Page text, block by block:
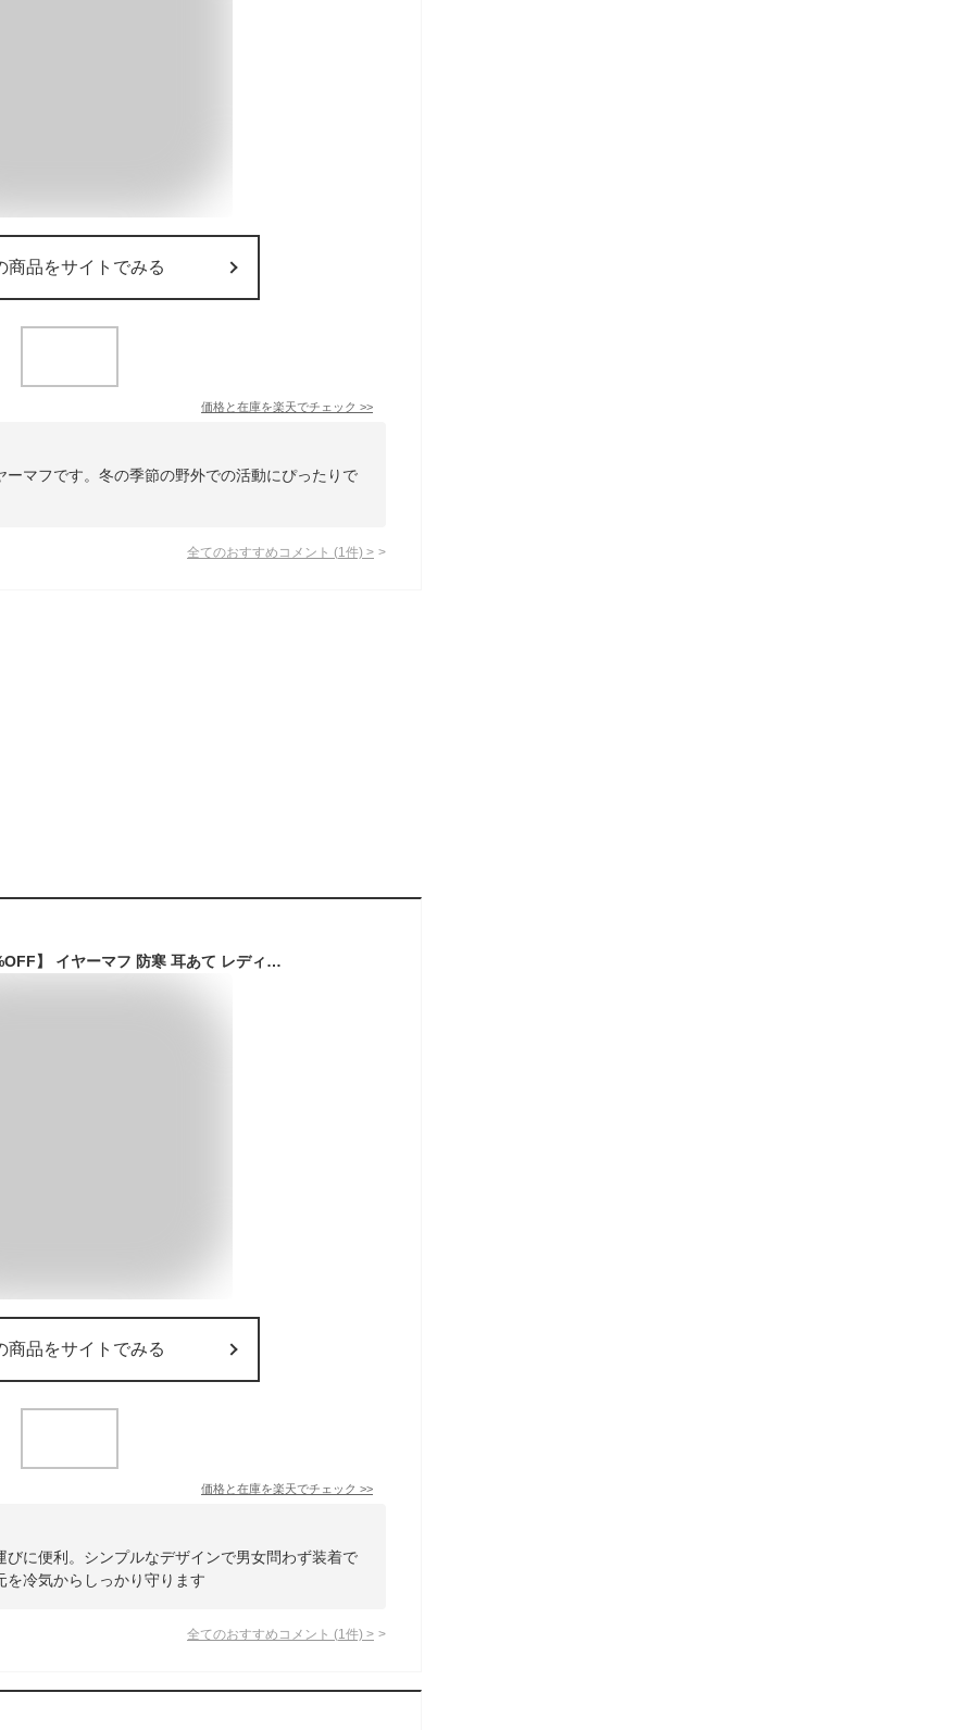
商品をサイトでみる
価格と在庫を楽天でチェック >>
マフです。冬の季節の野外での活動にぴったりで
全てのおすすめコメント (1 件) >
【クーポン利用で30%OFF】 イヤーマフ 防寒 耳あて レディース メンズ イヤーマフラー 耳当て イヤマフ コンパクト 折りたたみ 冬 おしゃれ カジュアル 無地 シンプル 軽量 あったか 保温 お出かけ 自転車 通勤 通学 ユニセックス プレゼント ギフト 黒 ブラウン グレー
商品をサイトでみる
価格と在庫を楽天でチェック >>
に便利。シンプルなデザインで男女問わず装着で
冷気からしっかり守ります
全てのおすすめコメント (1 件) >